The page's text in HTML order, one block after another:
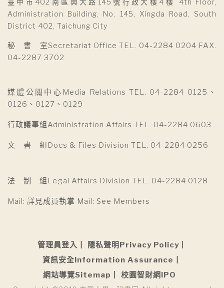
Administration Building, No. 145, Xingda Road, South
District 402, Taichung City
秘 書 室Secretariat Office TEL. 04-2284 0204 FAX.
04-2287 3702
媒體公關中心Media Relations TEL. 04-2284 0125、
0126、0127、0129
行政議事組Administration Affairs TEL. 04-2284 0603
文 書 組Docs & Files Division TEL. 04-2284 0256
法 制 組Legal Affairs Division TEL. 04-2284 0128
Mail: 詳見成員執掌 Mail: See Members
管理員登入
隱私聲明Privacy Policy
資訊安全Information Assurance
網站導覽Sitemap
校園智財網IPO